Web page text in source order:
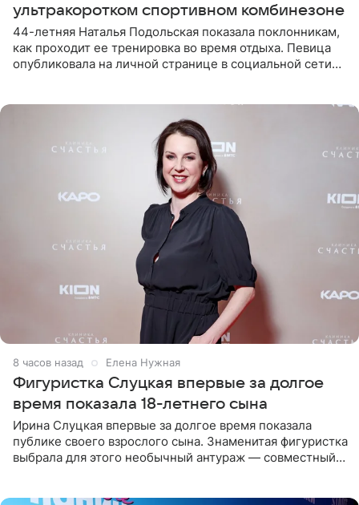
ультракоротком спортивном комбинезоне
44-летняя Наталья Подольская показала поклонникам,
как проходит ее тренировка во время отдыха. Певица
опубликовала на личной странице в социальной сети
8 часов назад Елена Нужная
Фигуристка Слуцкая впервые за долгое
время показала 18-летнего сына
Ирина Слуцкая впервые за долгое время показала
публике своего взрослого сына. Знаменитая фигуристка
выбрала для этого необычный антураж — совместный